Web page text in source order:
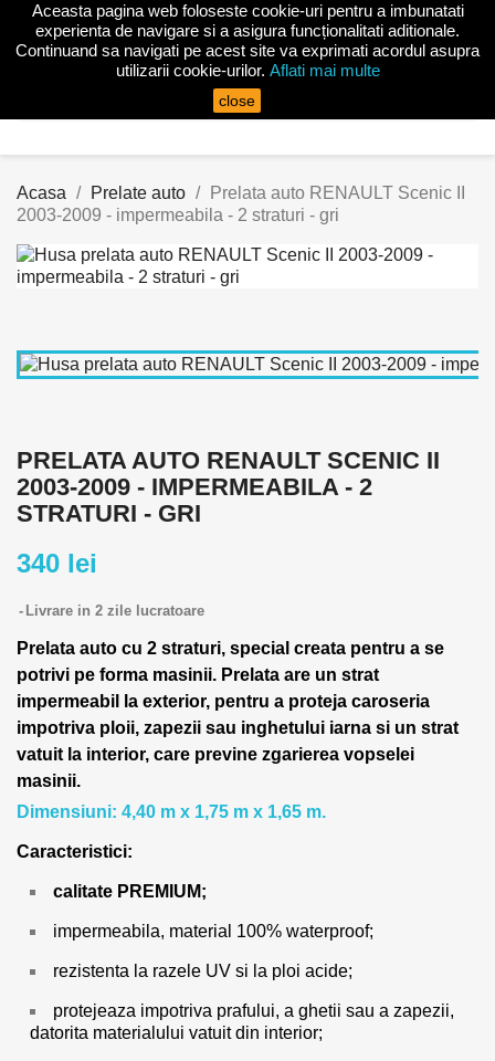
Acasa Prelate auto
Prelata auto RENAULT Scenic II
2003-2009 - impermeabila - 2 straturi - gri
PRELATA AUTO RENAULT SCENIC II
2003-2009 - IMPERMEABILA - 2
STRATURI - GRI
340 lei
Livrare in 2 zile lucratoare
Prelata auto cu 2 straturi, special creata pentru a se
potrivi pe forma masinii. Prelata are un strat
impermeabil la exterior, pentru a proteja caroseria
impotriva ploii, zapezii sau inghetului iarna si un strat
vatuit la interior, care previne zgarierea vopselei
masinii.
Dimensiuni: 4,40 m x 1,75 m x 1,65 m.
Caracteristici:
calitate PREMIUM;
impermeabila, material 100% waterproof;
rezistenta la razele UV si la ploi acide;
protejeaza impotriva prafului, a ghetii sau a zapezii,
datorita materialului vatuit din interior;
Aceasta pagina web foloseste cookie-uri pentru a imbunatati
experienta de navigare si a asigura funcționalitati aditionale.
Continuand sa navigati pe acest site va exprimati acordul asupra
utilizarii cookie-urilor. Aflati mai multe
close